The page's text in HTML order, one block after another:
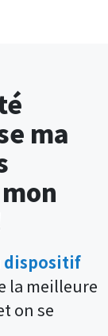
ma
dispositif
la meilleure
on se